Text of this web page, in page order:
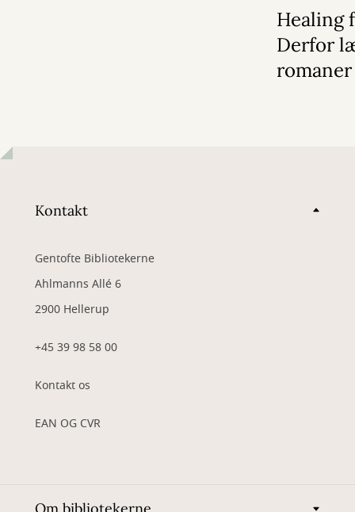
Healing
Derfor
Kontakt
Gentofte Bibliotekerne
Ahlmanns Allé 6
2900 Hellerup
+45 39 98 58 00
Kontakt os
EAN OG CVR